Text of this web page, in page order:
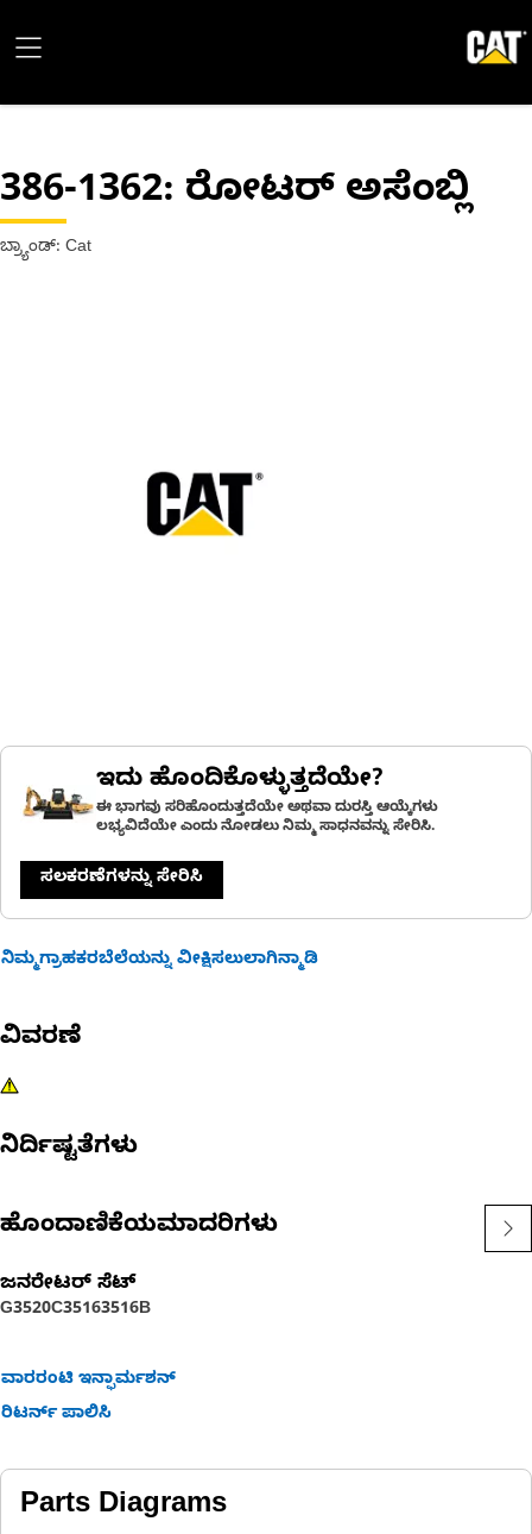
386-1362: ರೋಟರ್ ಅಸೆಂಬ್ಲಿ
ಬ್ರ್ಯಾಂಡ್: Cat
ಇದು ಹೊಂದಿಕೊಳ್ಳುತ್ತದೆಯೇ?
ಈ ಭಾಗವು ಸರಿಹೊಂದುತ್ತದೆಯೇ ಅಥವಾ ದುರಸ್ತಿ ಆಯ್ಕೆಗಳು
ಲಭ್ಯವಿದೆಯೇ ಎಂದು ನೋಡಲು ನಿಮ್ಮ ಸಾಧನವನ್ನು ಸೇರಿಸಿ.
ಸಲಕರಣೆಗಳನ್ನು ಸೇರಿಸಿ
ನಿಮ್ಮಗ್ರಾಹಕರಬೆಲೆಯನ್ನು ವೀಕ್ಷಿಸಲುಲಾಗಿನ್ಮಾಡಿ
ವಿವರಣೆ
ನಿರ್ದಿಷ್ಟತೆಗಳು
ಹೊಂದಾಣಿಕೆಯಮಾದರಿಗಳು
ಜನರೇಟರ್ ಸೆಟ್‌
G3520C35163516B
ವಾರರಂಟಿ ಇನ್ಫಾರ್ಮಶನ್
ರಿಟರ್ನ್ ಪಾಲಿಸಿ
Parts Diagrams